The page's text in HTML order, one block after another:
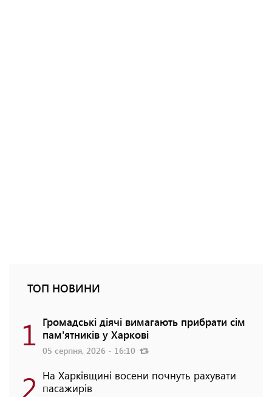
ТОП НОВИНИ
1 Громадські діячі вимагають прибрати сім
пам'ятників у Харкові
05 серпня, 2026 - 16:10
2 На Харківщині восени почнуть рахувати
пасажирів